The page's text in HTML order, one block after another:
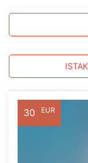
30 EUR